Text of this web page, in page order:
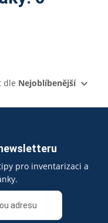
dle Nejoblíbenější
pro inventarizaci a